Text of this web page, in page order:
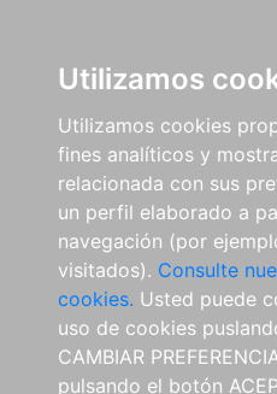
Utilizamos
Utilizamos cookies
fines analíticos y
relacionada con sus
un perfil elaborado a
navegación (por
visitados). Consulte
cookies. Usted puede
uso de cookies
CAMBIAR
pulsando el botón